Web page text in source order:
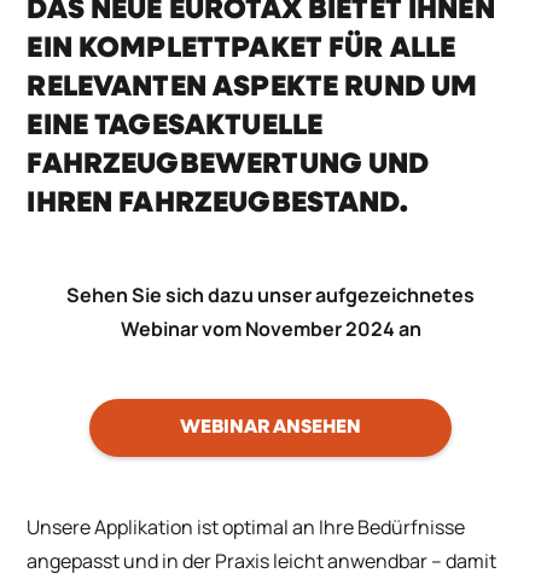
DAS NEUE EUROTAX BIETET IHNEN
EIN KOMPLETTPAKET FÜR ALLE
RELEVANTEN ASPEKTE RUND UM
EINE TAGESAKTUELLE
FAHRZEUGBEWERTUNG UND
IHREN FAHRZEUGBESTAND.
Sehen Sie sich dazu unser aufgezeichnetes
Webinar vom November 2024 an
WEBINAR ANSEHEN
Unsere Applikation ist optimal an Ihre Bedürfnisse
angepasst und in der Praxis leicht anwendbar – damit